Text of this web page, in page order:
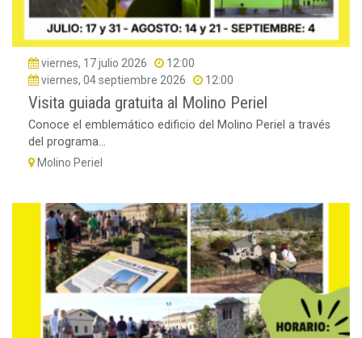
viernes, 17 julio 2026
12:00
viernes, 04 septiembre 2026
12:00
Visita guiada gratuita al Molino Periel
Conoce el emblemático edificio del Molino Periel a través
del programa...
Molino Periel